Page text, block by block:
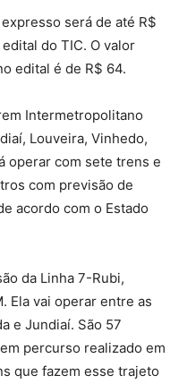
será de até R$
do TIC. O valor
edital é de R$ 64.
Intermetropolitano
Louveira, Vinhedo,
operar com sete trens e
com previsão de
acordo com o Estado
da Linha 7-Rubi,
Ela vai operar entre as
e Jundiaí. São 57
percurso realizado em
que fazem esse trajeto